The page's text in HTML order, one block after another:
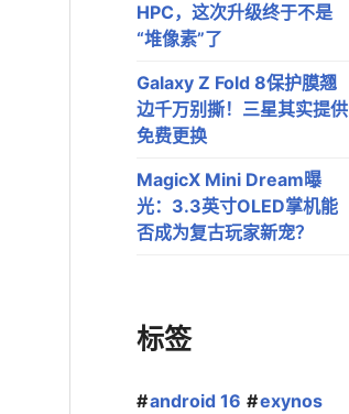
HPC，这次升级终于不是
“堆像素”了
Galaxy Z Fold 8保护膜翘
边千万别撕！三星其实提供
免费更换
MagicX Mini Dream曝
光：3.3英寸OLED掌机能
否成为复古玩家新宠？
标签
android 16
exynos